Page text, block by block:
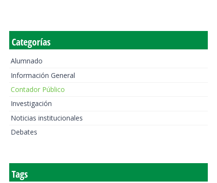
Categorías
Alumnado
Información General
Contador Público
Investigación
Noticias institucionales
Debates
Tags